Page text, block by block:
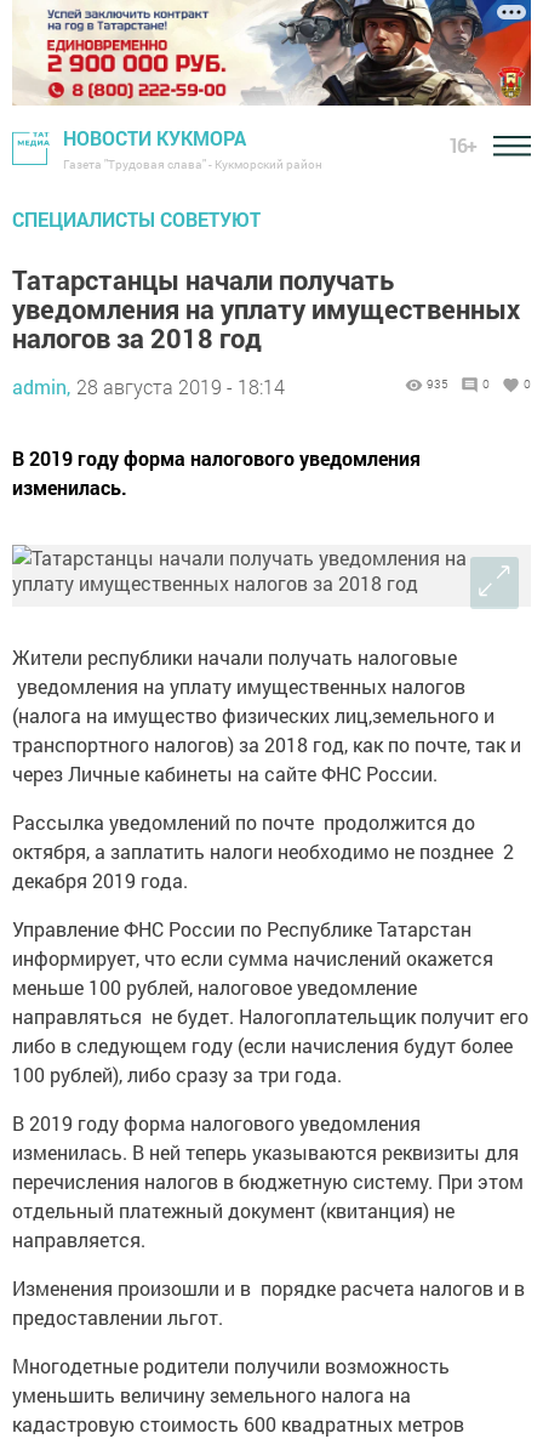
НОВОСТИ КУКМОРА
Газета "Трудовая слава" - Кукморский район
16+
СПЕЦИАЛИСТЫ СОВЕТУЮТ
Татарстанцы начали получать
уведомления на уплату имущественных
налогов за 2018 год
admin, 28 августа 2019 - 18:14 935 0 0
В 2019 году форма налогового уведомления
изменилась.
Жители республики начали получать налоговые
уведомления на уплату имущественных налогов
(налога на имущество физических лиц,земельного и
транспортного налогов) за 2018 год, как по почте, так и
через Личные кабинеты на сайте ФНС России.
Рассылка уведомлений по почте продолжится до
октября, а заплатить налоги необходимо не позднее 2
декабря 2019 года.
Управление ФНС России по Республике Татарстан
информирует, что если сумма начислений окажется
меньше 100 рублей, налоговое уведомление
направляться не будет. Налогоплательщик получит его
либо в следующем году (если начисления будут более
100 рублей), либо сразу за три года.
В 2019 году форма налогового уведомления
изменилась. В ней теперь указываются реквизиты для
перечисления налогов в бюджетную систему. При этом
отдельный платежный документ (квитанция) не
направляется.
Изменения произошли и в порядке расчета налогов и в
предоставлении льгот.
Многодетные родители получили возможность
уменьшить величину земельного налога на
кадастровую стоимость 600 квадратных метров